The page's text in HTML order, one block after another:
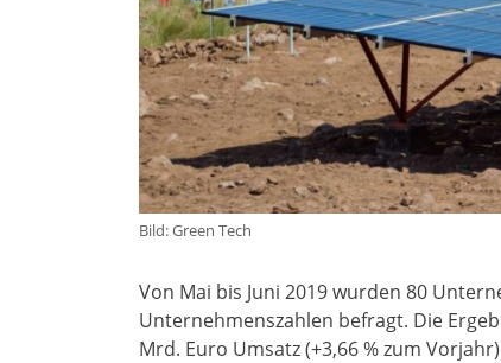
Bild: Green Tech
Von Mai bis Juni 2019 wurden 80
Unternehmenszahlen befragt. Die
Mrd. Euro Umsatz (+3,66 % zum